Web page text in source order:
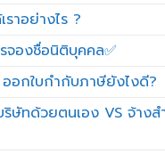
ราอย่างไร ?
จองชื่อนิติบุคคล✅
อกใบกำกับภาษียังไงดี?
ริษัทด้วยตนเอง VS จ้าง